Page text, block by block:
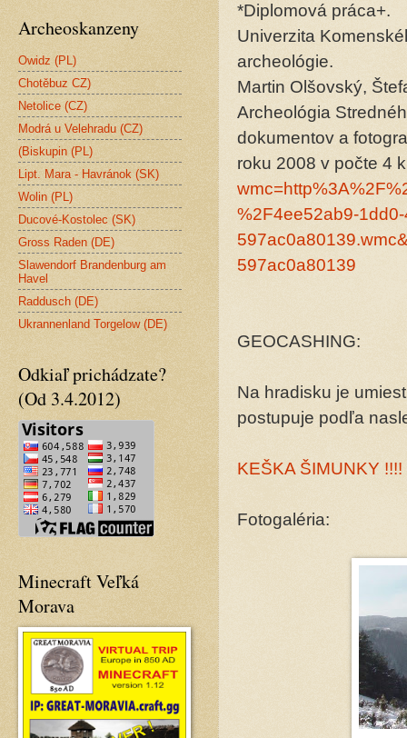
*Diplomová práca+.
Univerzita
archeológie.
Martin Olšovský,
Archeológia
dokumentov a
roku 2008 v počte 4
%2F4ee52ab9-
597ac0a80139
GEOCASHING:
Na hradisku je
postupuje podľa
KEŠKA ŠIMUNKY !!!!
Fotogaléria:
Archeoskanzeny
Owidz (PL)
Chotěbuz CZ)
Netolice (CZ)
Modrá u Velehradu (CZ)
(Biskupin (PL)
Lipt. Mara - Havránok (SK)
Wolin (PL)
Ducové-Kostolec (SK)
Gross Raden (DE)
Slawendorf Brandenburg am
Havel
Raddusch (DE)
Ukrannenland Torgelow (DE)
Odkiaľ prichádzate?
(Od 3.4.2012)
Minecraft Veľká
Morava